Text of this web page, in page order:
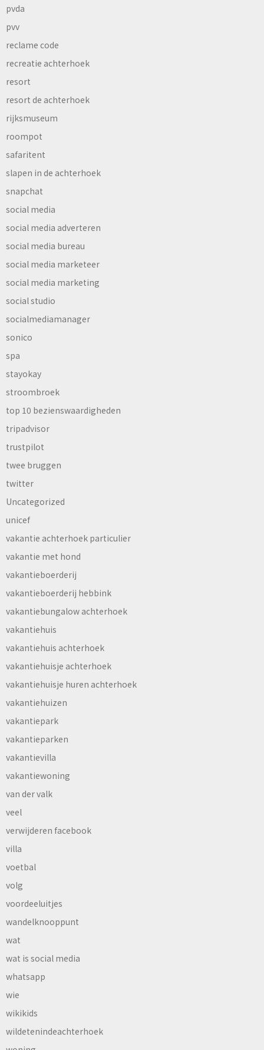
pvda
pvv
reclame code
recreatie achterhoek
resort
resort de achterhoek
rijksmuseum
roompot
safaritent
slapen in de achterhoek
snapchat
social media
social media adverteren
social media bureau
social media marketeer
social media marketing
social studio
socialmediamanager
sonico
spa
stayokay
stroombroek
top 10 bezienswaardigheden
tripadvisor
trustpilot
twee bruggen
twitter
Uncategorized
unicef
vakantie achterhoek particulier
vakantie met hond
vakantieboerderij
vakantieboerderij hebbink
vakantiebungalow achterhoek
vakantiehuis
vakantiehuis achterhoek
vakantiehuisje achterhoek
vakantiehuisje huren achterhoek
vakantiehuizen
vakantiepark
vakantieparken
vakantievilla
vakantiewoning
van der valk
veel
verwijderen facebook
villa
voetbal
volg
voordeeluitjes
wandelknooppunt
wat
wat is social media
whatsapp
wie
wikikids
wildetenindeachterhoek